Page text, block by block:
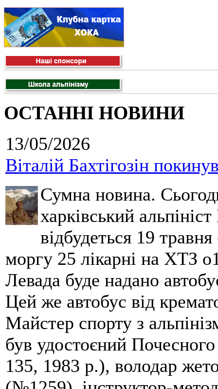
ОСТАННІ НОВИНИ
13/05/2026
Віталій Бахтігозін
Сумна новина.
харківський
відбудеться 19
моргу 25 лікарні на ХТЗ
Левада буде надано
Цей же автобус від
Майстер спорту з
був удостоєний
135, 1983 р.), володар